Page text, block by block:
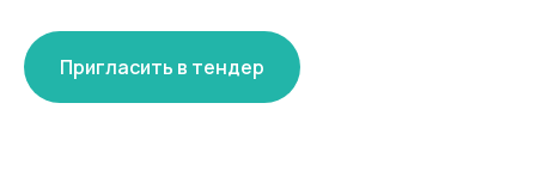
Пригласить в тендер